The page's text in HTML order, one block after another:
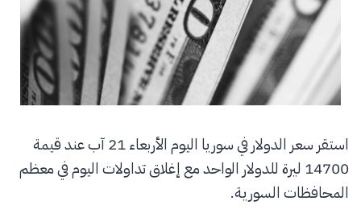
استقر سعر الدولار في سوريا اليوم الأربعاء 21 آب عند قيمة
14700 ليرة للدولار الواحد مع إغلاق تداولات اليوم في معظم
المحافظات السورية.